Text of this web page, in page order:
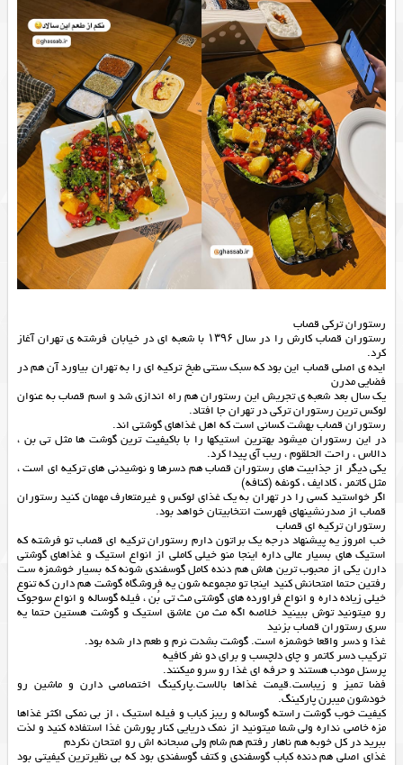
رستوران ترکی قصاب
رستوران قصاب کارش را در سال ۱۳۹۶ با شعبه ای در خیابان فرشته ی تهران آغاز
کرد.
ایده ی اصلی قصاب این بود که سبک سنتی طبخ ترکیه ای را به تهران بیاورد آن هم در
فضایی مدرن
یک سال بعد شعبه ی تجریش این رستوران هم راه اندازی شد و اسم قصاب به عنوان
لوکس ترین رستوران ترکی در تهران جا افتاد.
رستوران قصاب بهشت کسانی است که اهل غذاهای گوشتی اند.
در این رستوران میشود بهترین استیکها را با باکیفیت ترین گوشت ها مثل تی بن ،
دالاس ، راحت الحلقوم ، ریب آی پیدا کرد.
یکی دیگر از جذابیت های رستوران قصاب هم دسرها و نوشیدنی های ترکیه ای است ،
مثل کاتمر ، کادایف ، کونفه (کنافه)
اگر خواستید کسی را در تهران به یک غذای لوکس و غیرمتعارف مهمان کنید رستوران
قصاب از صدرنشینهای فهرست انتخابیتان خواهد بود.
رستوران ترکیه ای قصاب
خب امروز یه پیشنهاد درجه یک براتون دارم رستوران ترکیه ای قصاب تو فرشته که
استیک های بسیار عالی داره اینجا منو خیلی کاملی از انواع استیک و غذاهای گوشتی
دارن یکی از محبوب ترین هاش هم دنده کامل گوسفندی شونه که بسیار خوشمزه ست
رفتین حتما امتحانش کنید اینجا تو مجموعه شون یه فروشگاه گوشت هم دارن که تنوع
خیلی زیاده داره و انواع فراورده های گوشتی مث تی بُن ، فیله گوساله و انواع سوجوک
رو میتونید توش ببینید خلاصه اگه مث من عاشق استیک و گوشت هستین حتما یه
سری رستوران قصاب بزنید
غذا و دسر واقعا خوشمزه است. گوشت بشدت نرم و طعم دار شده بود.
ترکیب دسر کاتمر و چای دلچسب و برای دو نفر کافیه
پرسنل مودب هستند و حرفه ای غذا رو سرو میکنند.
فضا تمیز و زیباست.قیمت غذاها بالاست.پارکینگ اختصاصی دارن و ماشین رو
خودشون میبرن پارکینگ.
کیفیت خوب گوشت راسته گوساله و ریبز کباب و فیله استیک ، از بی نمکی اکثر غذاها
مزه خاصی نداره ولی شما میتونید از نمک دریایی کنار پورشن غذا استفاده کنید و لذت
ببرید در کل خوبه هم ناهار رفتم هم شام ولی صبحانه اش رو امتحان نکردم
غذای اصلی هم دنده کباب گوسفندی و کتف گوسفندی بود که بی نظیرترین کیفیتی بود